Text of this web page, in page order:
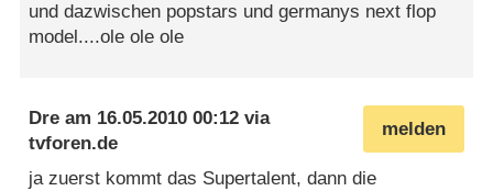
und dazwischen popstars und germanys next flop
model....ole ole ole
melden
Dre am 16.05.2010 00:12 via
tvforen.de
ja zuerst kommt das Supertalent, dann die